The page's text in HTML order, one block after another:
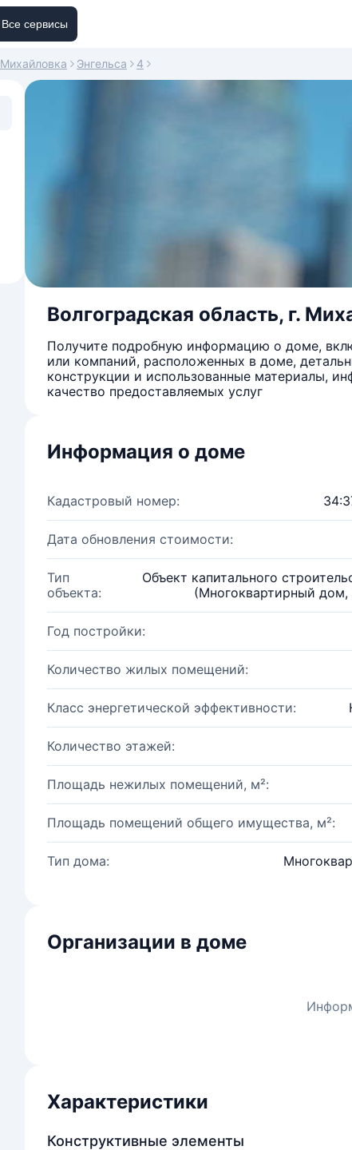
Все сервисы
Михайловка Энгельса 4
Волгоградская область, г.
Получите подробную информацию о доме,
или компаний, расположенных в доме,
конструкции и использованные материалы,
качество предоставляемых услуг
Информация о доме
Кадастровый номер:
Дата обновления стоимости:
Тип
объекта:
Объект капитального
(Многоквартирный
Год постройки:
Количество жилых помещений:
Класс энергетической эффективности:
Количество этажей:
Площадь нежилых помещений, м²:
Площадь помещений общего имущества, м²:
Тип дома:
Организации в доме
Характеристики
Конструктивные элементы